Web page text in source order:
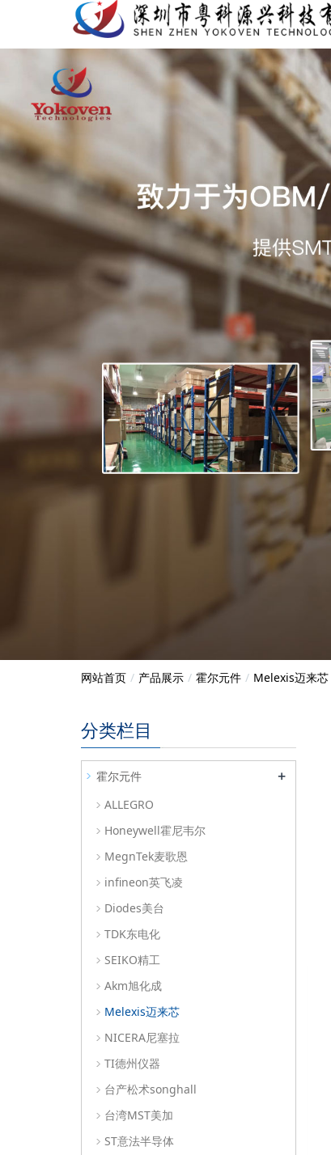
网站首页 产品展示 霍尔元件 Melexis迈来芯
分类栏目
霍尔元件 +
ALLEGRO
Honeywell霍尼韦尔
MegnTek麦歌恩
infineon英飞凌
Diodes美台
TDK东电化
SEIKO精工
Akm旭化成
Melexis迈来芯
NICERA尼塞拉
TI德州仪器
台产松术songhall
台湾MST美加
ST意法半导体